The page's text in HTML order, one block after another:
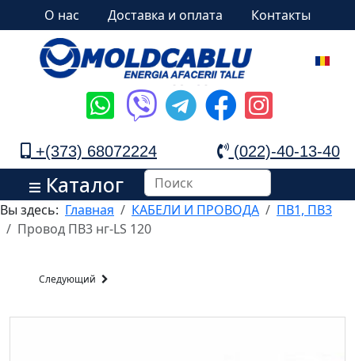
О нас Доставка и оплата Контакты
+(373) 68072224 (022)-40-13-40
Каталог
Вы здесь: Главная КАБЕЛИ И ПРОВОДА
ПВ1, ПВ3
Провод ПВ3 нг-LS 120
Следующий